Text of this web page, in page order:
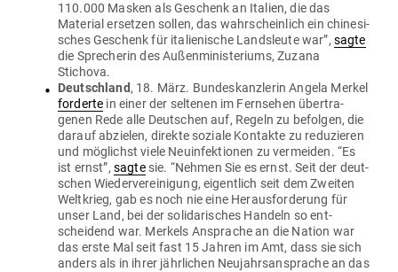
110.000 Masken als Geschenk an Italien, die das
Material ersetzen sollen, das wahr­scheinlich ein chi­ne­si­
sches Geschenk für ita­lie­nische Lands­leute war”, sagte
die Spre­cherin des Außen­mi­nis­te­riums, Zuzana
Stichova.
Deutschland , 18. März. Bun­des­kanz­lerin Angela Merkel
for­derte in einer der sel­tenen im Fern­sehen über­tra­
genen Rede alle Deut­schen auf, Regeln zu befolgen, die
darauf abzielen, direkte soziale Kon­takte zu redu­zieren
und mög­lichst viele Neu­in­fek­tionen zu ver­meiden. “Es
ist ernst”, sagtesie. “Nehmen Sie es ernst. Seit der deut­
schen Wie­der­ver­ei­nigung, eigentlich seit dem Zweiten
Welt­krieg, gab es noch nie eine Her­aus­for­derung für
unser Land, bei der soli­da­ri­sches Handeln so ent­
scheidend war. Merkels Ansprache an die Nation war
das erste Mal seit fast 15 Jahren im Amt, dass sie sich
anders als in ihrer jähr­lichen Neu­jahrs­an­sprache an das